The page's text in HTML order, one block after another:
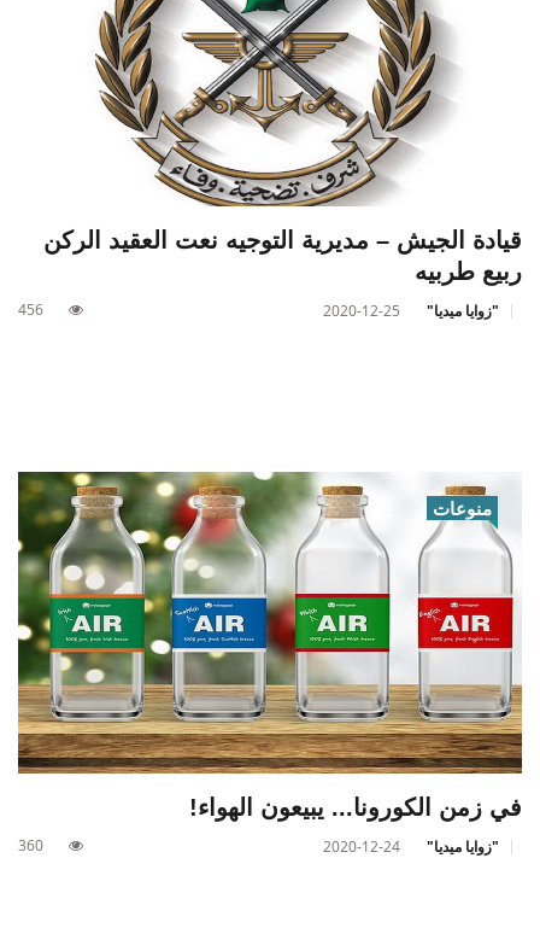
قيادة الجيش – مديرية التوجيه نعت العقيد الركن
ربيع طربيه
"زوايا ميديا" 2020-12-25
456
منوعات
في زمن الكورونا... يبيعون الهواء!
"زوايا ميديا" 2020-12-24
360